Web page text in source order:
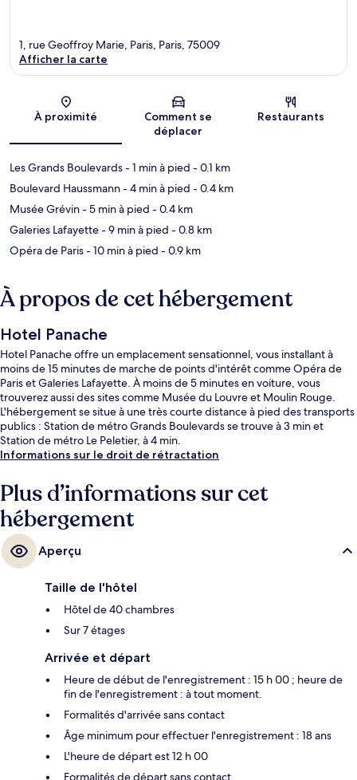
Carte
1, rue Geoffroy Marie, Paris, Paris, 75009
Afficher la carte
À proximité
Comment se
déplacer
Restaurants
Les Grands Boulevards- 1 min à pied - 0.1 km
Boulevard Haussmann- 4 min à pied - 0.4 km
Musée Grévin- 5 min à pied - 0.4 km
Galeries Lafayette- 9 min à pied - 0.8 km
Opéra de Paris- 10 min à pied - 0.9 km
À propos de cet hébergement
Hotel Panache
Hotel Panache offre un emplacement sensationnel, vous installant à
moins de 15 minutes de marche de points d'intérêt comme Opéra de
Paris et Galeries Lafayette. À moins de 5 minutes en voiture, vous
trouverez aussi des sites comme Musée du Louvre et Moulin Rouge.
L'hébergement se situe à une très courte distance à pied des transports
publics : Station de métro Grands Boulevards se trouve à 3 min et
Station de métro Le Peletier, à 4 min.
Informations sur le droit de rétractation
Plus d’informations sur cet
hébergement
Aperçu
Taille de l'hôtel
Hôtel de 40 chambres
Sur 7 étages
Arrivée et départ
Heure de début de l'enregistrement : 15 h 00 ; heure de
fin de l'enregistrement : à tout moment.
Formalités d'arrivée sans contact
Âge minimum pour effectuer l'enregistrement : 18 ans
L'heure de départ est 12 h 00
Formalités de départ sans contact